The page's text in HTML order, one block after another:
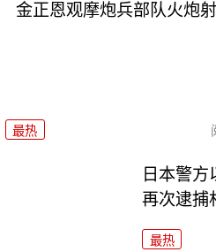
金正恩观摩炮兵部队火炮
最热
日本警方
再次逮捕
最热